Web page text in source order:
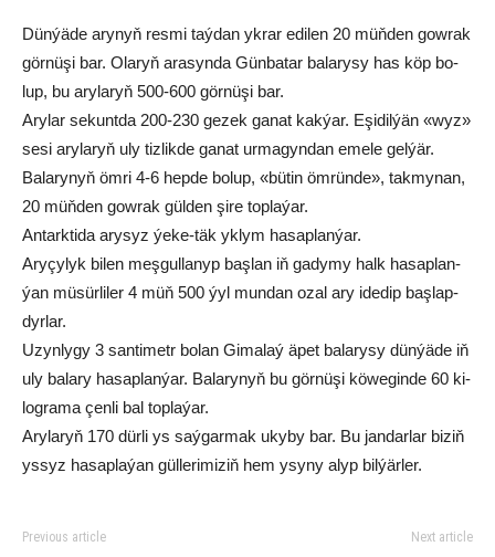
Dün­ýä­de ary­nyň res­mi taý­dan yk­rar edi­len 20 müň­den gow­rak
gör­nü­şi bar. Ola­ryň ara­syn­da Gün­ba­tar ba­la­ry­sy has köp bo­
lup, bu ary­la­ryň 500-600 gör­nü­şi bar­.
Arylar se­kunt­da 200-230 ge­zek ga­nat kak­ýar. Eşi­dil­ýän «wyz»
se­si ary­la­ryň uly tiz­lik­de ga­nat ur­ma­gyn­dan eme­le gel­ýär.
Ba­la­ry­nyň öm­ri 4-6 hep­de bo­lup, «bü­tin öm­rün­de», tak­my­nan,
20 müň­den gow­rak gül­den şi­re top­la­ýar.
An­tark­ti­da ary­syz ýe­ke-täk yk­lym ha­sap­lan­ýar.
Ary­çy­lyk bi­len meş­gul­la­nyp baş­lan iň ga­dy­my halk ha­sap­lan­
ýan mü­sür­li­ler 4 müň 500 ýyl mun­dan ozal ary ide­dip baş­lap­
dyr­lar.
Uzyn­ly­gy 3 san­ti­metr bo­lan Gi­ma­laý äpet balary­sy dün­ýä­de iň
uly ba­la­ry ha­sap­lan­ýar. Balary­­nyň bu gör­nü­şi kö­we­gin­de 60 ki­
log­ra­ma çen­li bal top­la­ýar.
Ary­la­ryň 170 dür­li ys saý­gar­mak uky­by bar. Bu jan­dar­lar bi­ziň
ys­syz ha­sap­la­ýan gül­le­ri­miziň hem ysyny alyp bilýärler.
Previous article Next article